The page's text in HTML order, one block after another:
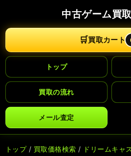
中古ゲーム買
🛒買取カート
トップ
買取の流れ
メール査定
トップ/ 買取価格検索 / ドリームキャ